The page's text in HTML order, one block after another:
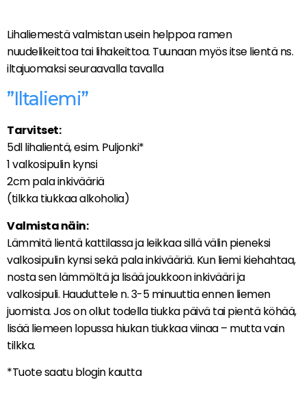
Lihaliemestä valmistan usein helppoa ramen
nuudelikeittoa tai lihakeittoa. Tuunaan myös itse lientä ns.
iltajuomaksi seuraavalla tavalla
”Iltaliemi”
Tarvitset:
5dl lihalientä, esim. Puljonki*
1 valkosipulin kynsi
2cm pala inkivääriä
(tilkka tiukkaa alkoholia)
Valmista näin:
Lämmitä lientä kattilassa ja leikkaa sillä välin pieneksi
valkosipulin kynsi sekä pala inkivääriä. Kun liemi kiehahtaa,
nosta sen lämmöltä ja lisää joukkoon inkivääri ja
valkosipuli. Hauduttele n. 3-5 minuuttia ennen liemen
juomista. Jos on ollut todella tiukka päivä tai pientä köhää,
lisää liemeen lopussa hiukan tiukkaa viinaa – mutta vain
tilkka.
*Tuote saatu blogin kautta